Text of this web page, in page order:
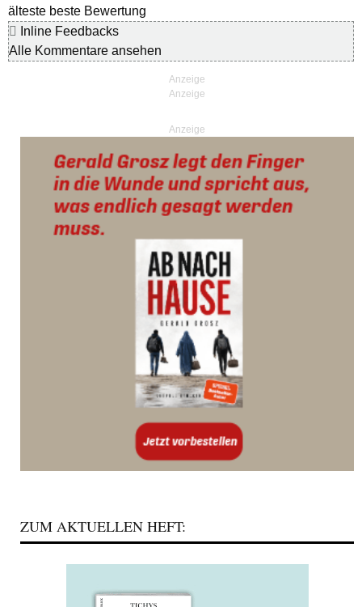
älteste beste Bewertung
Inline Feedbacks
Alle Kommentare ansehen
Anzeige
ZUM AKTUELLEN HEFT: